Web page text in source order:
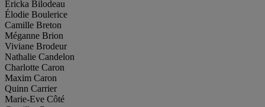
Ericka Bilodeau
Élodie Boulerice
Camille Breton
Méganne Brion
Viviane Brodeur
Nathalie Candelon
Charlotte Caron
Maxim Caron
Quinn Carrier
Marie-Eve Côté